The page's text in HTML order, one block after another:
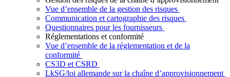
Vue d’ensemble de la gestion des risques
Communication et cartographie des risques
Questionnaires pour les fournisseurs
Réglementations et conformité
Vue d’ensemble de la réglementation et de la
conformité
CS3D et CSRD
LkSG/loi allemande sur la chaîne d’approvisionnement